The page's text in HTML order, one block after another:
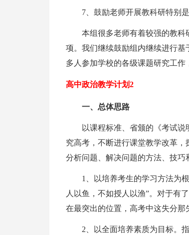
7、鼓励老师开展教科研特别
本组很多老师有着较强的教
项。我们继续鼓励组内继续进行
多人参加学校的各级课题研究工作
高中政治教学计划2
一、总体思路
以课程标准、省颁的《考试
究高考，不断进行课堂教学改革
分析问题、解决问题的方法、技巧
1、以培养考生的学习方法为
人以鱼，不如授人以渔”。对于有
在最突出的位置，高考中这失分那
2、以全面培养素质为目标。